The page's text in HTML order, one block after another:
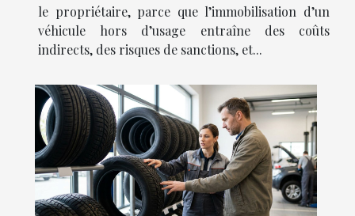
le propriétaire, parce que l’immobilisation d’un
véhicule hors d’usage entraîne des coûts
indirects, des risques de sanctions, et...